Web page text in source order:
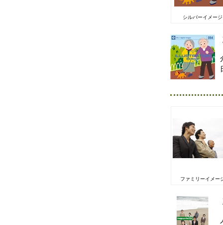
シルバーイメージ
ファミリーイメー